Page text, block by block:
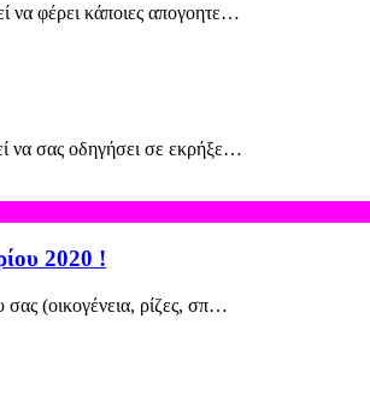
να φέρει κάποιες απογοητε…
να σας οδηγήσει σε εκρήξε…
2020 !
(οικογένεια, ρίζες, σπ…